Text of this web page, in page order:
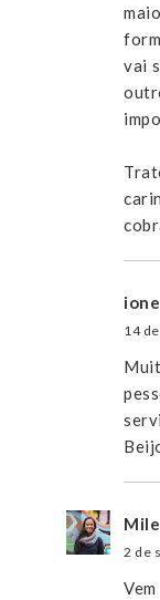
vai
ione
14
2 de